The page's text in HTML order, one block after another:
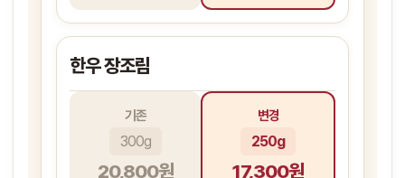
한우 장조림
기존
20,800원
300g
변경
17,300원
250g